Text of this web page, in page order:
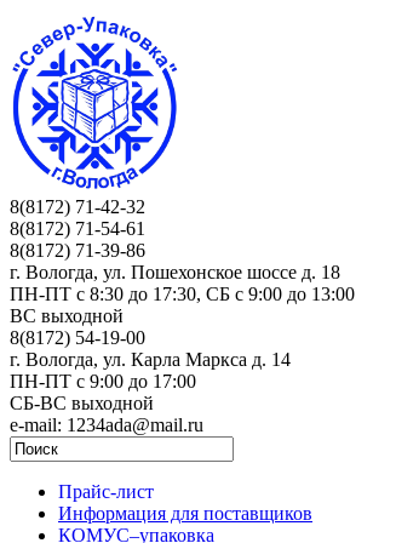
8(8172) 71-42-32
8(8172) 71-54-61
8(8172) 71-39-86
г. Вологда, ул. Пошехонское шоссе д. 18
ПН-ПТ c 8:30 до 17:30, СБ с 9:00 до 13:00
ВС выходной
8(8172) 54-19-00
г. Вологда, ул. Карла Маркса д. 14
ПН-ПТ c 9:00 до 17:00
СБ-ВС выходной
e-mail: 1234ada@mail.ru
Прайс-лист
Информация для поставщиков
КОМУС–упаковка